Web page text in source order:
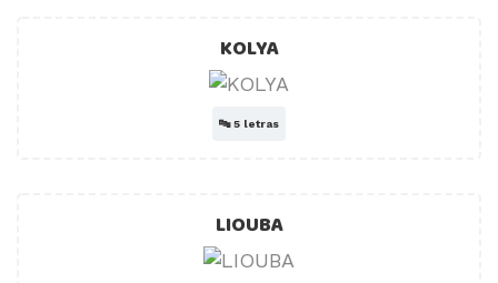
KOLYA
🔤5 letras
LIOUBA